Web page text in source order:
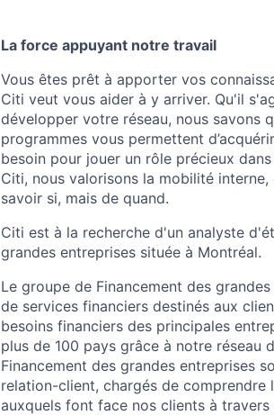
La force appuyant notre travail
Vous êtes prêt à apporter vos
Citi veut vous aider à y arriver. Qu'il
développer votre réseau, nous savons
programmes vous permettent
besoin pour jouer un rôle précieux
Citi, nous valorisons la mobilité
savoir si, mais de quand.
Citi est à la recherche d'un analyste
grandes entreprises située à Montréal.
Le groupe de Financement des
de services financiers destinés aux
besoins financiers des principales
plus de 100 pays grâce à notre réseau
Financement des grandes entreprises
relation-client, chargés de
auxquels font face nos clients à